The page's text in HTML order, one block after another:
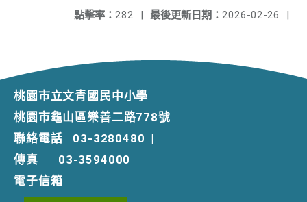
最後更新日期： 2026-02-26 |
點擊率： 282 |
桃園市立文青國民中小學
桃園市龜山區樂善二路778號
聯絡電話
03-3280480 |
傳真
03-3594000
電子信箱